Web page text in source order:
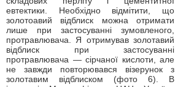
евтектики. Необхідно відмітити, що
золотоавий відблиск можна отримати
лише при застосуванні зумовленого,
протравлювача. Я отримував золотавий
відблиск при застосуванні
протравлювача — сірчаної кислоти, але
не завжди повторювався візерунок з
золотавим відблиском (фото 6). В